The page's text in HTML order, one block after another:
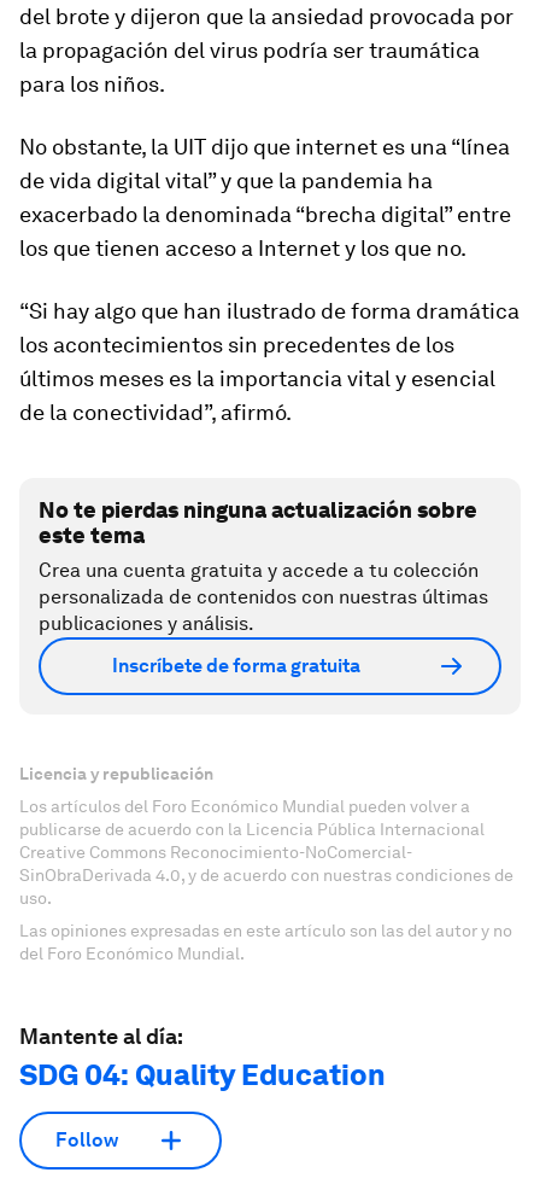
del brote y dijeron que la ansiedad provocada por
la propagación del virus podría ser traumática
para los niños.
No obstante, la UIT dijo que internet es una “línea
de vida digital vital” y que la pandemia ha
exacerbado la denominada “brecha digital” entre
los que tienen acceso a Internet y los que no.
“Si hay algo que han ilustrado de forma dramática
los acontecimientos sin precedentes de los
últimos meses es la importancia vital y esencial
de la conectividad”, afirmó.
No te pierdas ninguna actualización sobre
este tema
Crea una cuenta gratuita y accede a tu colección
personalizada de contenidos con nuestras últimas
publicaciones y análisis.
Inscríbete de forma gratuita
Licencia y republicación
Los artículos del Foro Económico Mundial pueden volver a
publicarse de acuerdo con la Licencia Pública Internacional
Creative Commons Reconocimiento-NoComercial-
SinObraDerivada 4.0, y de acuerdo con nuestras condiciones de
uso.
Las opiniones expresadas en este artículo son las del autor y no
del Foro Económico Mundial.
Mantente al día:
SDG 04: Quality Education
Follow